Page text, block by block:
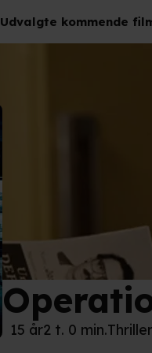
Udvalgte kommende
© SF Film
15 år2 t. 0 min.